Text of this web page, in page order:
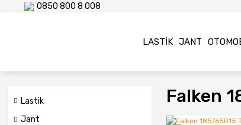
0850 800 8 008
LASTIK JANT
Lastik
Jant
Falken